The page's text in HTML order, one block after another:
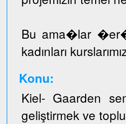
Bu ama�lar
kadınları
Konu:
Kiel- Gaarden
geliştirmek ve